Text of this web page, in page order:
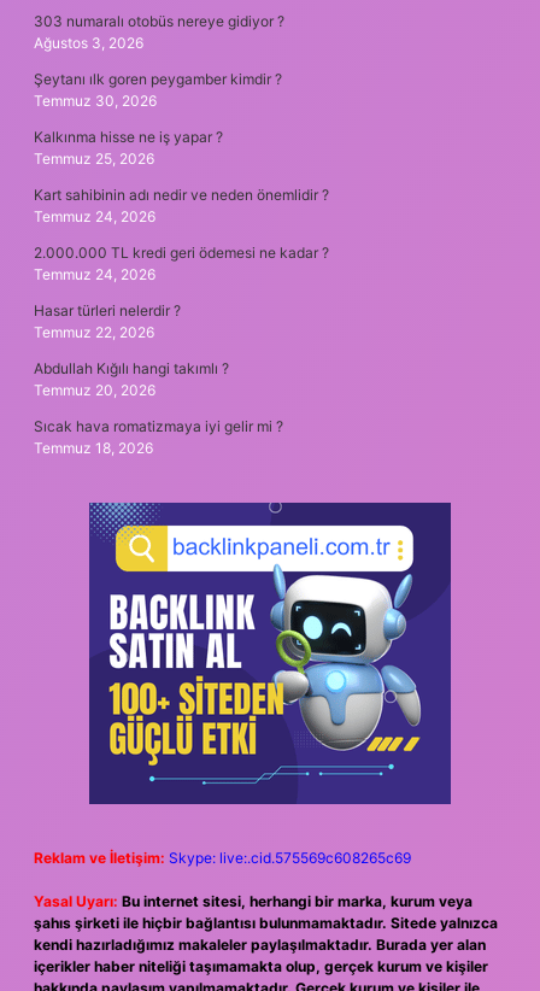
303 numaralı otobüs nereye gidiyor ?
Ağustos 3, 2026
Şeytanı ılk goren peygamber kimdir ?
Temmuz 30, 2026
Kalkınma hisse ne iş yapar ?
Temmuz 25, 2026
Kart sahibinin adı nedir ve neden önemlidir ?
Temmuz 24, 2026
2.000.000 TL kredi geri ödemesi ne kadar ?
Temmuz 24, 2026
Hasar türleri nelerdir ?
Temmuz 22, 2026
Abdullah Kığılı hangi takımlı ?
Temmuz 20, 2026
Sıcak hava romatizmaya iyi gelir mi ?
Temmuz 18, 2026
Reklam ve İletişim: Skype: live:.cid.575569c608265c69
Yasal Uyarı: Bu internet sitesi, herhangi bir marka, kurum veya
şahıs şirketi ile hiçbir bağlantısı bulunmamaktadır. Sitede yalnızca
kendi hazırladığımız makaleler paylaşılmaktadır. Burada yer alan
içerikler haber niteliği taşımamakta olup, gerçek kurum ve kişiler